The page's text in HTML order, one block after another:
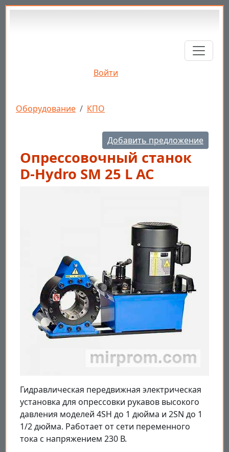
Перейти к основному содержанию
Войти
Строка навигации
Оборудование КПО
Добавить предложение
Опрессовочный станок
D-Hydro SM 25 L AC
Гидравлическая передвижная электрическая
установка для опрессовки рукавов высокого
давления моделей 4SH до 1 дюйма и 2SN до 1
1/2 дюйма. Работает от сети переменного
тока с напряжением 230 В.